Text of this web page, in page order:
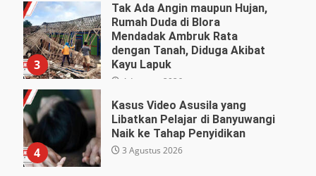
3
Tak Ada Angin maupun Hujan,
Rumah Duda di Blora
Mendadak Ambruk Rata
dengan Tanah, Diduga Akibat
Kayu Lapuk
4 Agustus 2026
4
Kasus Video Asusila yang
Libatkan Pelajar di Banyuwangi
Naik ke Tahap Penyidikan
3 Agustus 2026